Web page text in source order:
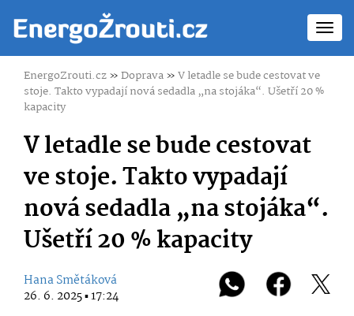
EnergoZrouti.cz»Doprava»V letadle se bude cestovat ve
stoje. Takto vypadají nová sedadla „na stojáka“. Ušetří 20 %
kapacity
V letadle se bude cestovat
ve stoje. Takto vypadají
nová sedadla „na stojáka“.
Ušetří 20 % kapacity
Hana Smětáková
26. 6. 2025 ▪ 17:24